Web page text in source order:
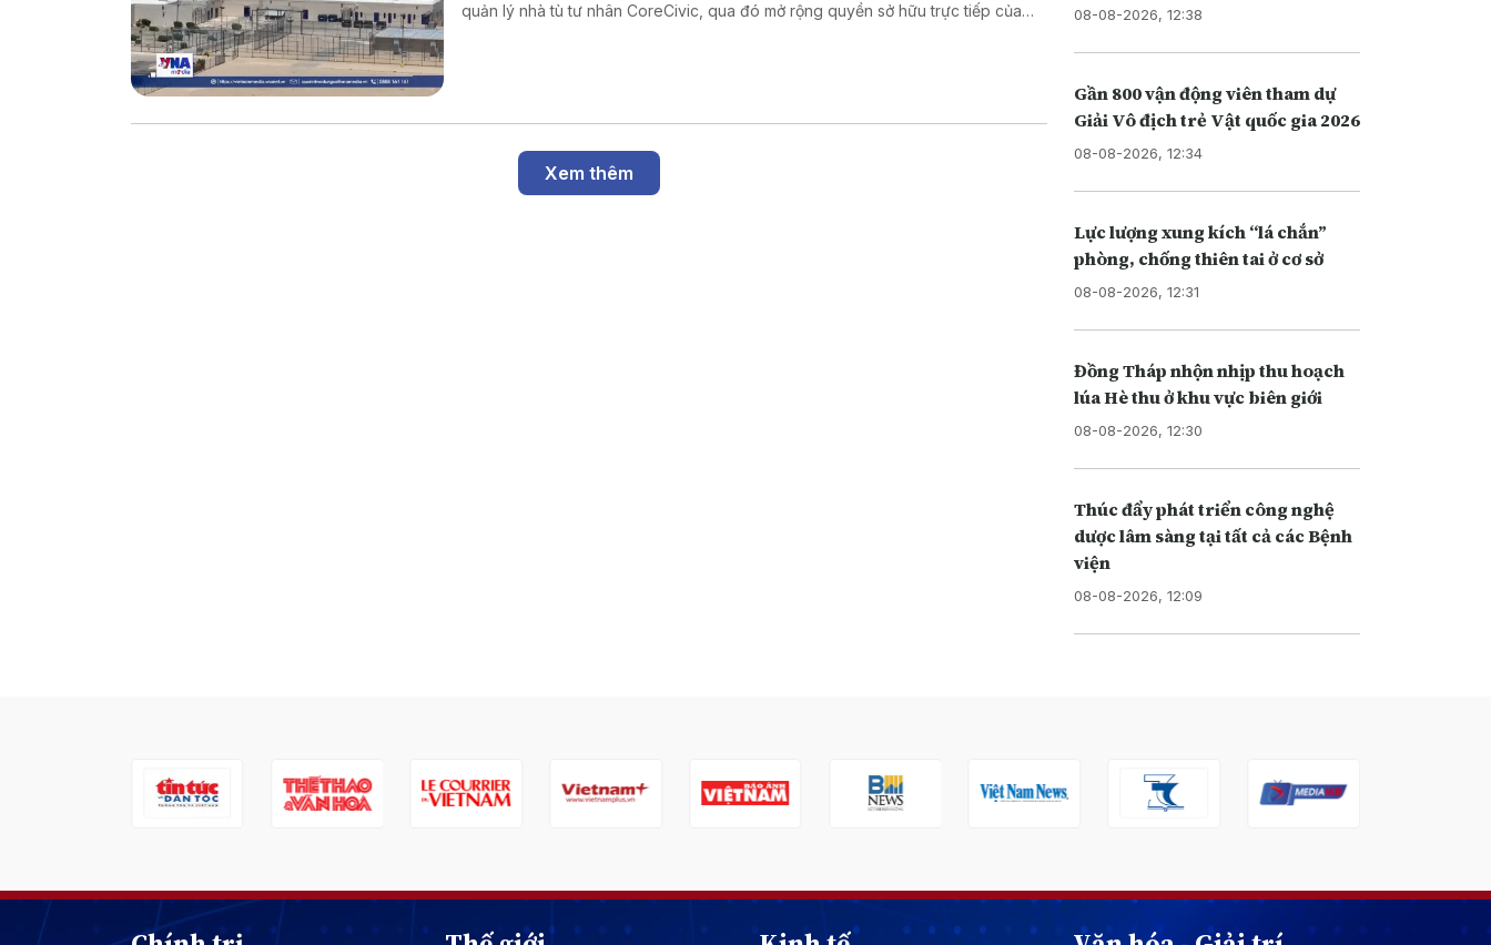
quản lý nhà tù tư nhân CoreCivic, qua đó mở rộng quyền sở hữu trực tiếp của
Xem thêm
08-08-2026, 12:38
Gần 800 vận động viên tham dự
Giải Vô địch trẻ Vật quốc gia 2026
08-08-2026, 12:34
Lực lượng xung kích “lá chắn”
phòng, chống thiên tai ở cơ sở
08-08-2026, 12:31
Đồng Tháp nhộn nhịp thu hoạch
lúa Hè thu ở khu vực biên giới
08-08-2026, 12:30
Thúc đẩy phát triển công nghệ
dược lâm sàng tại tất cả các Bệnh
viện
08-08-2026, 12:09